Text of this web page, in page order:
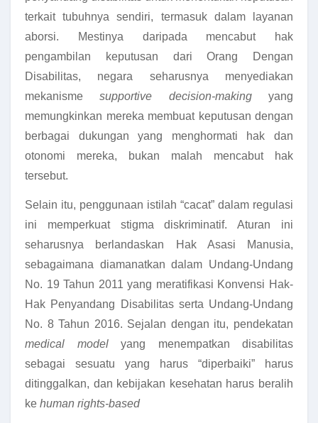
terkait tubuhnya sendiri, termasuk dalam layanan
aborsi. Mestinya daripada mencabut hak
pengambilan keputusan dari Orang Dengan
Disabilitas, negara seharusnya menyediakan
mekanismesupportive decision-makingyang
memungkinkan mereka membuat keputusan dengan
berbagai dukungan yang menghormati hak dan
otonomi mereka, bukan malah mencabut hak
tersebut.
Selain itu, penggunaan istilah “cacat” dalam regulasi
ini memperkuat stigma diskriminatif. Aturan ini
seharusnya berlandaskan Hak Asasi Manusia,
sebagaimana diamanatkan dalam Undang-Undang
No. 19 Tahun 2011 yang meratifikasi Konvensi Hak-
Hak Penyandang Disabilitas serta Undang-Undang
No. 8 Tahun 2016. Sejalan dengan itu, pendekatan
medical model yang menempatkan disabilitas
sebagai sesuatu yang harus “diperbaiki” harus
ditinggalkan, dan kebijakan kesehatan harus beralih
ke human rights-based